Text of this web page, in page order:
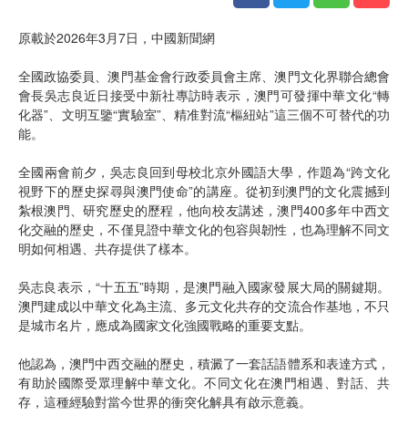
原載於2026年3月7日，中國新聞網
全國政協委員、澳門基金會行政委員會主席、澳門文化界聯合總會
會長吳志良近日接受中新社專訪時表示，澳門可發揮中華文化“轉
化器”、文明互鑒“實驗室”、精准對流“樞紐站”這三個不可替代的功
能。
全國兩會前夕，吳志良回到母校北京外國語大學，作題為“跨文化
視野下的歷史探尋與澳門使命”的講座。從初到澳門的文化震撼到
紮根澳門、研究歷史的歷程，他向校友講述，澳門400多年中西文
化交融的歷史，不僅見證中華文化的包容與韌性，也為理解不同文
明如何相遇、共存提供了樣本。
吳志良表示，“十五五”時期，是澳門融入國家發展大局的關鍵期。
澳門建成以中華文化為主流、多元文化共存的交流合作基地，不只
是城市名片，應成為國家文化強國戰略的重要支點。
他認為，澳門中西交融的歷史，積澱了一套話語體系和表達方式，
有助於國際受眾理解中華文化。不同文化在澳門相遇、對話、共
存，這種經驗對當今世界的衝突化解具有啟示意義。